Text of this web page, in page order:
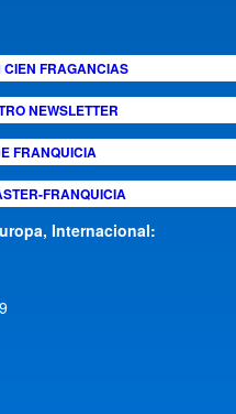
CIEN FRAGANCIAS
NEWSLETTER
FRANQUICIA
FRANQUICIA
Internacional: